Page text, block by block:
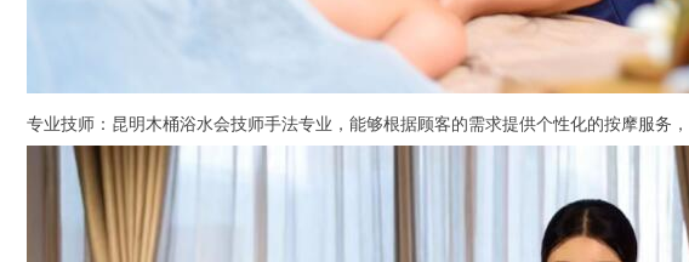
专业技师：昆明木桶浴水会技师手法专业，能够根据顾客的需求提供个性化的按摩服务